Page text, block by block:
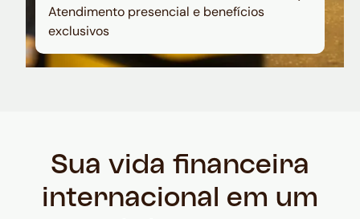
Atendimento presencial e benefícios
exclusivos
Sua vida financeira
internacional em um